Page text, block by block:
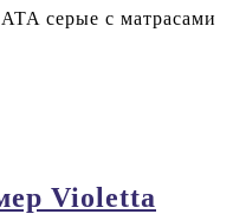
серые с матрасами
Violetta